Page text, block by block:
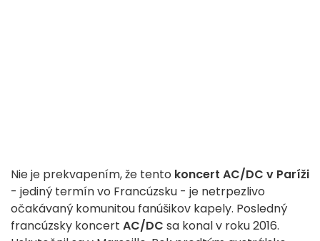
Nie je prekvapením, že tento koncert AC/DC v Paríži
- jediný termín vo Francúzsku - je netrpezlivo
očakávaný komunitou fanúšikov kapely. Posledný
francúzsky koncert AC/DC sa konal v roku 2016.